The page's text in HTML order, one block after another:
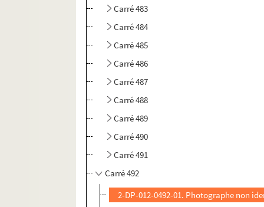
Carré 483
Carré 484
Carré 485
Carré 486
Carré 487
Carré 488
Carré 489
Carré 490
Carré 491
Carré 492
2-DP-012-0492-01. Photographe non